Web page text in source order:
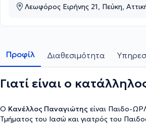
Λεωφόρος Ειρήνης 21, Πεύκη,
Προφίλ Διαθεσιμότητα
Γιατί είναι ο
Ο Κανέλλος Παναγιώτης είναι Παιδο-
Τμήματος του Ιασώ και γιατρός του